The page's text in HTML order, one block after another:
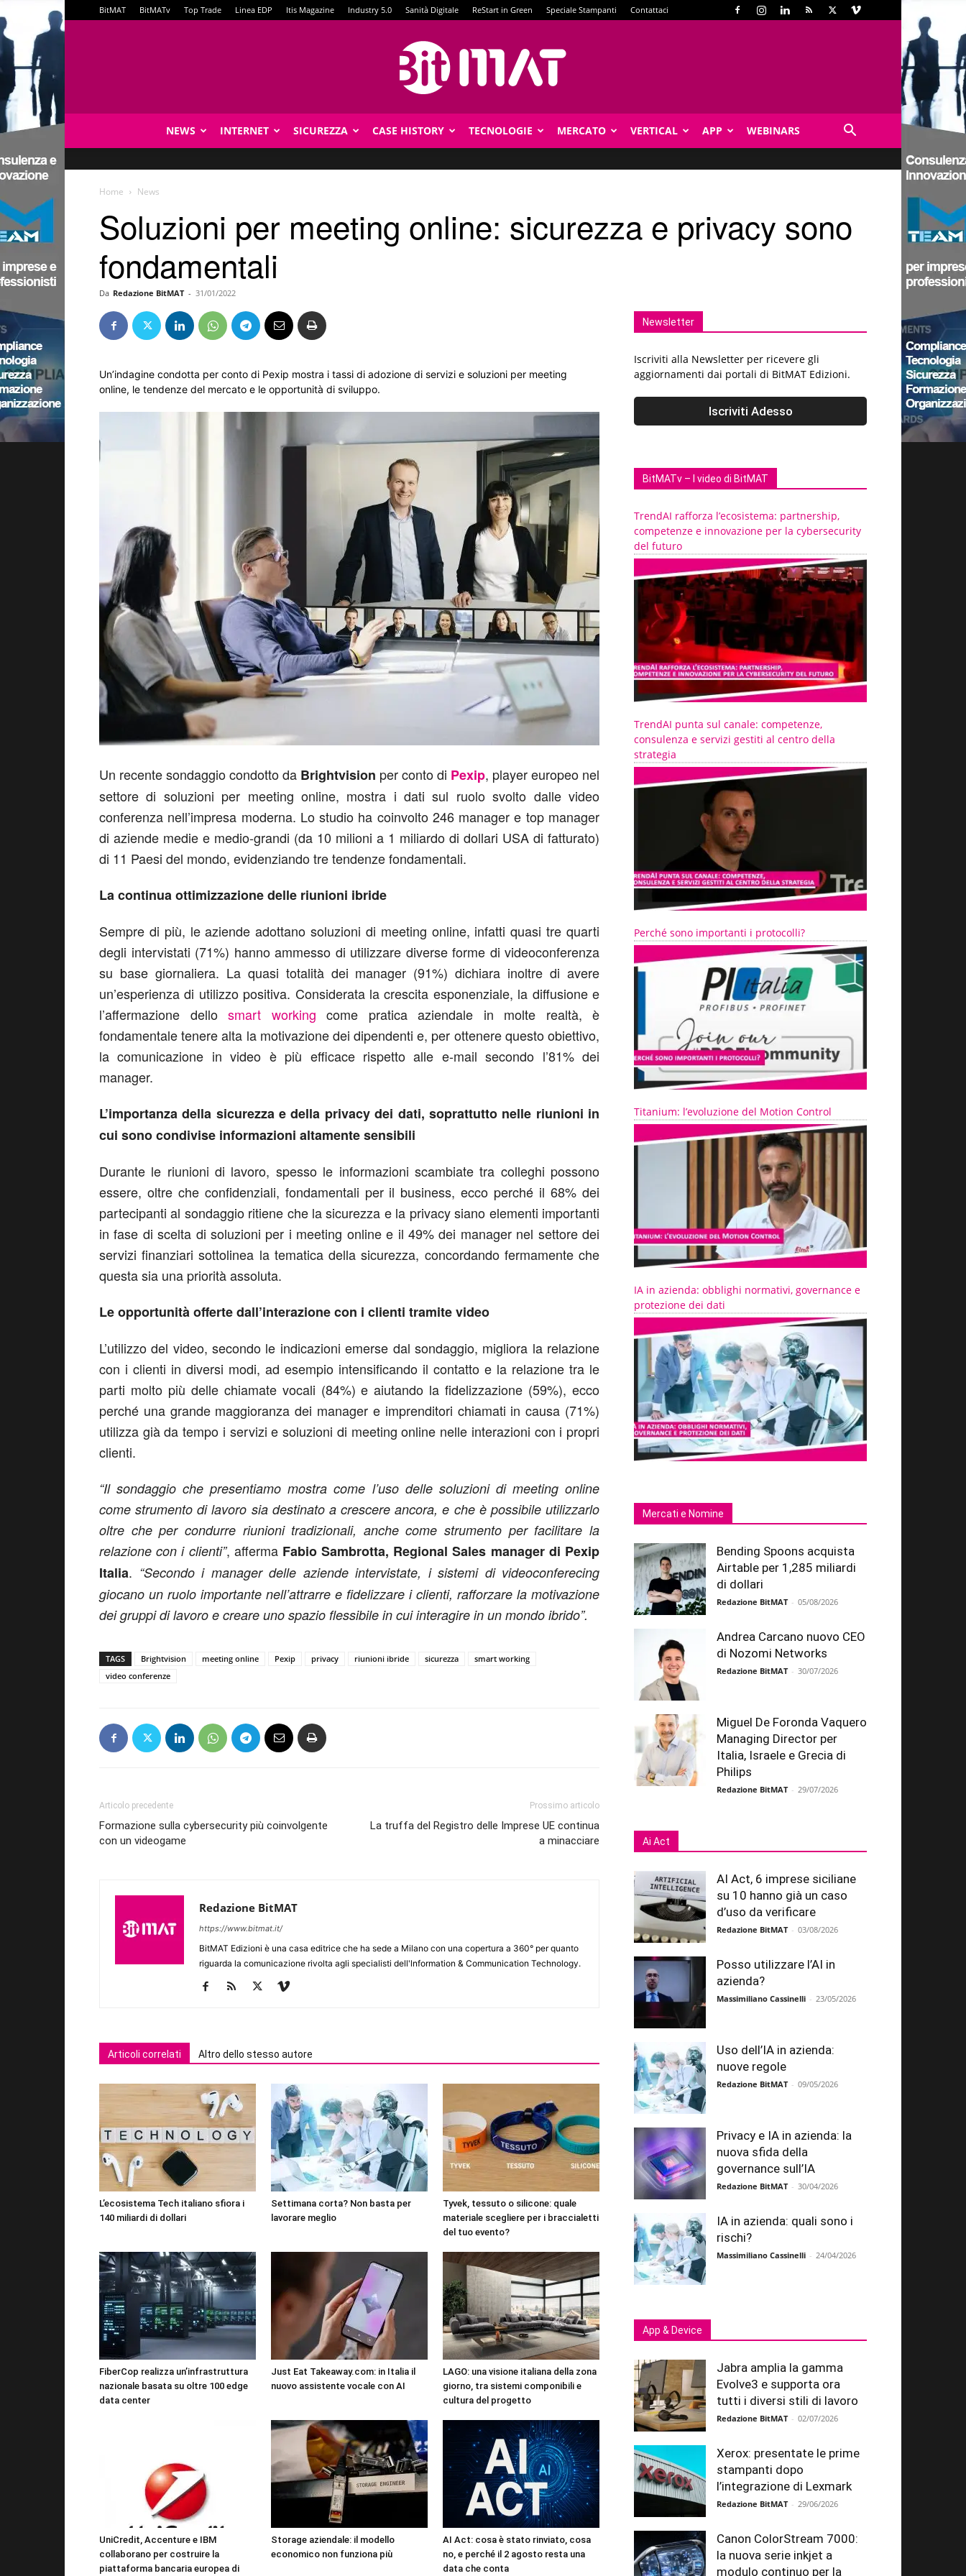
BitMAT BitMATv Top Trade Linea EDP Itis Magazine Industry 5.0 Sanità Digitale ReStart in Green Speciale Stampanti Contattaci
NEWS INTERNET SICUREZZA CASE HISTORY TECNOLOGIE MERCATO VERTICAL APP WEBINARS
Home News
Soluzioni per meeting online: sicurezza e privacy sono
fondamentali
Da Redazione BitMAT - 31/01/2022
Un’indagine condotta per conto di Pexip mostra i tassi di adozione di servizi e soluzioni per meeting
online, le tendenze del mercato e le opportunità di sviluppo.
Un recente sondaggio condotto da Brightvision per conto di Pexip, player europeo nel
settore di soluzioni per meeting online, mostra i dati sul ruolo svolto dalle video
conferenza nell’impresa moderna. Lo studio ha coinvolto 246 manager e top manager
di aziende medie e medio-grandi (da 10 milioni a 1 miliardo di dollari USA di fatturato)
di 11 Paesi del mondo, evidenziando tre tendenze fondamentali.
La continua ottimizzazione delle riunioni ibride
Sempre di più, le aziende adottano soluzioni di meeting online, infatti quasi tre quarti
degli intervistati (71%) hanno ammesso di utilizzare diverse forme di videoconferenza
su base giornaliera. La quasi totalità dei manager (91%) dichiara inoltre di avere
un’esperienza di utilizzo positiva. Considerata la crescita esponenziale, la diffusione e
l’affermazione dello smart working come pratica aziendale in molte realtà, è
fondamentale tenere alta la motivazione dei dipendenti e, per ottenere questo obiettivo,
la comunicazione in video è più efficace rispetto alle e-mail secondo l’81% dei
manager.
L’importanza della sicurezza e della privacy dei dati, soprattutto nelle riunioni in
cui sono condivise informazioni altamente sensibili
Durante le riunioni di lavoro, spesso le informazioni scambiate tra colleghi possono
essere, oltre che confidenziali, fondamentali per il business, ecco perché il 68% dei
partecipanti al sondaggio ritiene che la sicurezza e la privacy siano elementi importanti
in fase di scelta di soluzioni per i meeting online e il 49% dei manager nel settore dei
servizi finanziari sottolinea la tematica della sicurezza, concordando fermamente che
questa sia una priorità assoluta.
Le opportunità offerte dall’interazione con i clienti tramite video
L’utilizzo del video, secondo le indicazioni emerse dal sondaggio, migliora la relazione
con i clienti in diversi modi, ad esempio intensificando il contatto e la relazione tra le
parti molto più delle chiamate vocali (84%) e aiutando la fidelizzazione (59%), ecco
perché una grande maggioranza dei manager e imprenditori chiamati in causa (71%)
utilizza già da tempo i servizi e soluzioni di meeting online nelle interazioni con i propri
clienti.
“Il sondaggio che presentiamo mostra come l’uso delle soluzioni di meeting online
come strumento di lavoro sia destinato a crescere ancora, e che è possibile utilizzarlo
oltre che per condurre riunioni tradizionali, anche come strumento per facilitare la
relazione con i clienti”, afferma Fabio Sambrotta, Regional Sales manager di Pexip
Italia. “Secondo i manager delle aziende intervistate, i sistemi di videoconferecing
giocano un ruolo importante nell’attrarre e fidelizzare i clienti, rafforzare la motivazione
dei gruppi di lavoro e creare uno spazio flessibile in cui interagire in un mondo ibrido”.
TAGS Brightvision meeting online Pexip privacy riunioni ibride sicurezza
smart working
video conferenze
Articolo precedente
Formazione sulla cybersecurity più coinvolgente
con un videogame
Prossimo articolo
La truffa del Registro delle Imprese UE continua
a minacciare
Redazione BitMAT
https://www.bitmat.it/
BitMAT Edizioni è una casa editrice che ha sede a Milano con una copertura a 360° per quanto
riguarda la comunicazione rivolta agli specialisti dell'lnformation & Communication Technology.
Articoli correlati Altro dello stesso autore
L’ecosistema Tech italiano sfiora i
140 miliardi di dollari
Settimana corta? Non basta per
lavorare meglio
Tyvek, tessuto o silicone: quale
materiale scegliere per i braccialetti
del tuo evento?
FiberCop realizza un’infrastruttura
nazionale basata su oltre 100 edge
data center
Just Eat Takeaway.com: in Italia il
nuovo assistente vocale con AI
LAGO: una visione italiana della zona
giorno, tra sistemi componibili e
cultura del progetto
UniCredit, Accenture e IBM
collaborano per costruire la
piattaforma bancaria europea di
Storage aziendale: il modello
economico non funziona più
AI Act: cosa è stato rinviato, cosa
no, e perché il 2 agosto resta una
data che conta
Newsletter
Iscriviti alla Newsletter per ricevere gli
aggiornamenti dai portali di BitMAT Edizioni.
BitMATv – I video di BitMAT
TrendAI rafforza l’ecosistema: partnership,
competenze e innovazione per la cybersecurity
del futuro
TrendAI punta sul canale: competenze,
consulenza e servizi gestiti al centro della
strategia
Perché sono importanti i protocolli?
Titanium: l’evoluzione del Motion Control
IA in azienda: obblighi normativi, governance e
protezione dei dati
Mercati e Nomine
Bending Spoons acquista
Airtable per 1,285 miliardi
di dollari
Redazione BitMAT - 05/08/2026
Andrea Carcano nuovo CEO
di Nozomi Networks
Redazione BitMAT - 30/07/2026
Miguel De Foronda Vaquero
Managing Director per
Italia, Israele e Grecia di
Philips
Redazione BitMAT - 29/07/2026
Ai Act
AI Act, 6 imprese siciliane
su 10 hanno già un caso
d’uso da verificare
Redazione BitMAT - 03/08/2026
Posso utilizzare l’AI in
azienda?
Massimiliano Cassinelli - 23/05/2026
Uso dell’IA in azienda:
nuove regole
Redazione BitMAT - 09/05/2026
Privacy e IA in azienda: la
nuova sfida della
governance sull’IA
Redazione BitMAT - 30/04/2026
IA in azienda: quali sono i
rischi?
Massimiliano Cassinelli - 24/04/2026
App & Device
Jabra amplia la gamma
Evolve3 e supporta ora
tutti i diversi stili di lavoro
Redazione BitMAT - 02/07/2026
Xerox: presentate le prime
stampanti dopo
l’integrazione di Lexmark
Redazione BitMAT - 29/06/2026
Canon ColorStream 7000:
la nuova serie inkjet a
modulo continuo per la